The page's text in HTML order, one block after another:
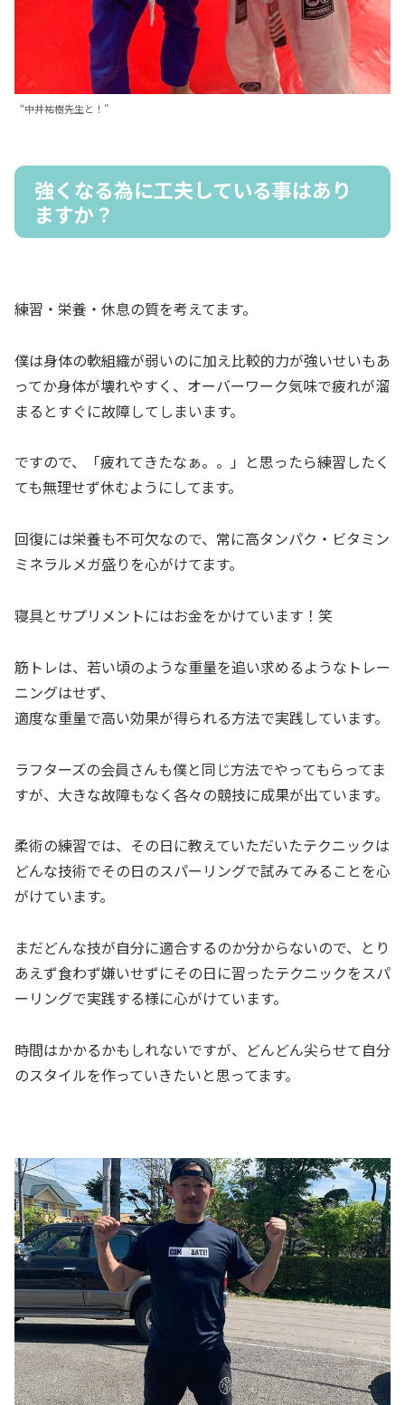
“中井祐樹先生と！”
強くなる為に工夫している事はあり
ますか？
練習・栄養・休息の質を考えてます。
僕は身体の軟組織が弱いのに加え比較的力が強いせいもあ
ってか身体が壊れやすく、オーバーワーク気味で疲れが溜
まるとすぐに故障してしまいます。
ですので、「疲れてきたなぁ。。」と思ったら練習したく
ても無理せず休むようにしてます。
回復には栄養も不可欠なので、常に高タンパク・ビタミン
ミネラルメガ盛りを心がけてます。
寝具とサプリメントにはお金をかけています！笑
筋トレは、若い頃のような重量を追い求めるようなトレー
ニングはせず、
適度な重量で高い効果が得られる方法で実践しています。
ラフターズの会員さんも僕と同じ方法でやってもらってま
すが、大きな故障もなく各々の競技に成果が出ています。
柔術の練習では、その日に教えていただいたテクニックは
どんな技術でその日のスパーリングで試みてみることを心
がけています。
まだどんな技が自分に適合するのか分からないので、とり
あえず食わず嫌いせずにその日に習ったテクニックをスパ
ーリングで実践する様に心がけています。
時間はかかるかもしれないですが、どんどん尖らせて自分
のスタイルを作っていきたいと思ってます。